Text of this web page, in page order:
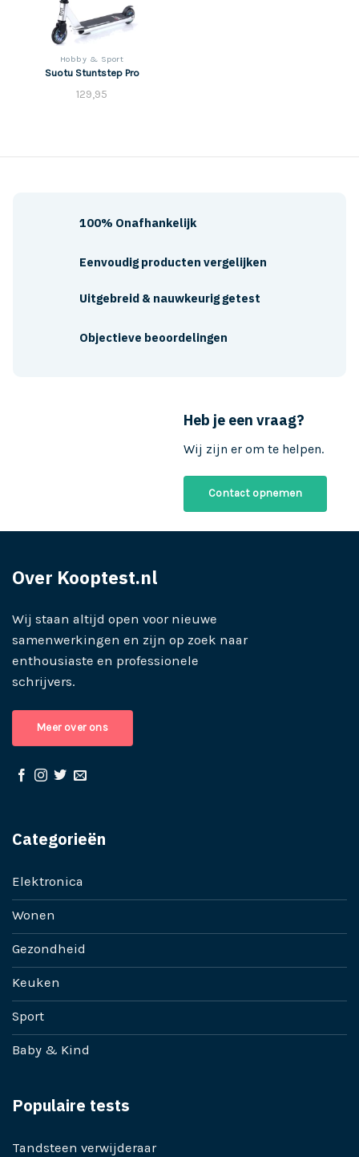
Hobby & Sport
Suotu Stuntstep Pro
129,95
Heb je een vraag?
Wij zijn er om te helpen.
Contact opnemen
100% Onafhankelijk
Eenvoudig producten vergelijken
Uitgebreid & nauwkeurig getest
Objectieve beoordelingen
Over Kooptest.nl
Wij staan altijd open voor nieuwe
samenwerkingen en zijn op zoek naar
enthousiaste en professionele
schrijvers.
Meer over ons
Categorieën
Elektronica
Wonen
Gezondheid
Keuken
Sport
Baby & Kind
Populaire tests
Tandsteen verwijderaar